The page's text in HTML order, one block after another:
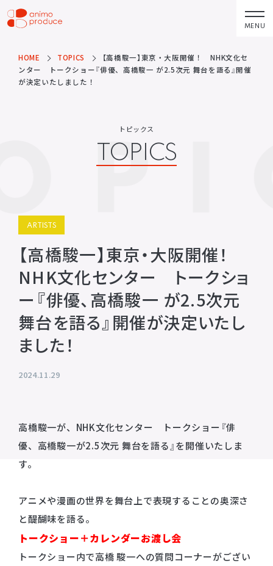
コ
ン
MENU
トピックス
TOPICS
ステージ
配給
DISTRIBUTIONS
音響制作
SOUND PRODUCTION
企業理念
MISSION STATEMENT
会社概要
求人情報
その他
OTHERS
プライバシーポリシー
サイトマップ
小野賢章 OFFICIAL FANCLUB
X(Twitter)
HOME TOPICS
【高橋駿一】東京・大阪開催！ NHK文化セ
ンター トークショー『俳優、高橋駿一 が2.5次元 舞台を語る』開催
が決定いたしました！
トピックス
TOPICS
ARTISTS
【高橋駿一】東京・大阪開催！
NHK文化センター トークショ
ー『俳優、高橋駿一 が2.5次元
舞台を語る』開催が決定いたし
ました！
2024.11.29
高橋駿一が、NHK文化センター トークショー『俳
優、高橋駿一が2.5次元 舞台を語る』を開催いたしま
す。
アニメや漫画の世界を舞台上で表現することの奥深さ
と醍醐味を語る。
トークショー＋カレンダーお渡し会
トークショー内で高橋 駿一への質問コーナーがござい